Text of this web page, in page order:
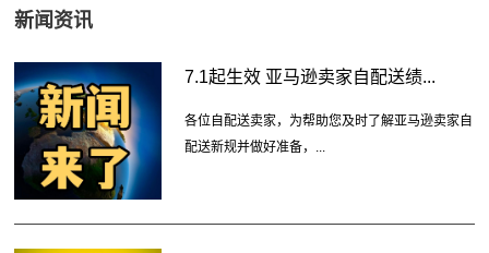
新闻资讯
7.1起生效 亚马逊卖家自配送绩...
各位自配送卖家，为帮助您及时了解亚马逊卖家自
配送新规并做好准备，...